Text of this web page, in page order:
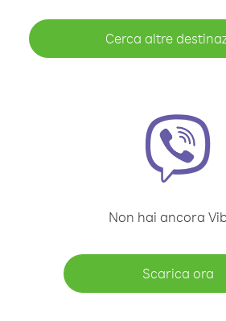
Cerca altre
Non hai ancora
Scarica ora